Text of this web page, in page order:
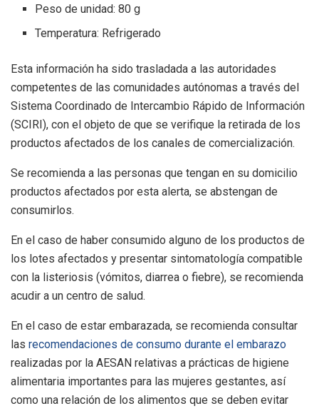
Peso de unidad: 80 g
Temperatura: Refrigerado
Esta información ha sido trasladada a las autoridades
competentes de las comunidades autónomas a través del
Sistema Coordinado de Intercambio Rápido de Información
(SCIRI), con el objeto de que se verifique la retirada de los
productos afectados de los canales de comercialización.
Se recomienda a las personas que tengan en su domicilio
productos afectados por esta alerta, se abstengan de
consumirlos.
En el caso de haber consumido alguno de los productos de
los lotes afectados y presentar sintomatología compatible
con la listeriosis (vómitos, diarrea o fiebre), se recomienda
acudir a un centro de salud.
En el caso de estar embarazada, se recomienda consultar
las recomendaciones de consumo durante el embarazo
realizadas por la AESAN relativas a prácticas de higiene
alimentaria importantes para las mujeres gestantes, así
como una relación de los alimentos que se deben evitar